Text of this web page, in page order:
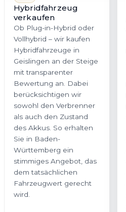
Hybridfahrzeug
verkaufen
Ob Plug-in-Hybrid oder
Vollhybrid – wir kaufen
Hybridfahrzeuge in
Geislingen an der Steige
mit transparenter
Bewertung an. Dabei
berücksichtigen wir
sowohl den Verbrenner
als auch den Zustand
des Akkus. So erhalten
Sie in Baden-
Württemberg ein
stimmiges Angebot, das
dem tatsächlichen
Fahrzeugwert gerecht
wird.